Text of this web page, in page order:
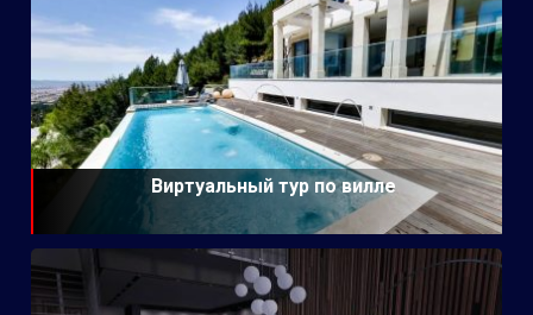
Виртуальный тур по вилле